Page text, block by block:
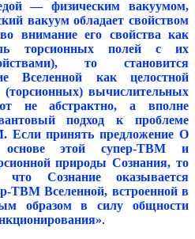
— физическим вакуумом,
вакуум обладает свойством
внимание его свойства как
торсионных полей с их
то становится
Вселенной как целостной
вычислительных
не абстрактно, а вполне
подход к проблеме
Если принять предложение О
основе этой супер-ТВМ и
природы Сознания, то
что Сознание оказывается
ТВМ Вселенной, встроенной в
образом в силу общности
.